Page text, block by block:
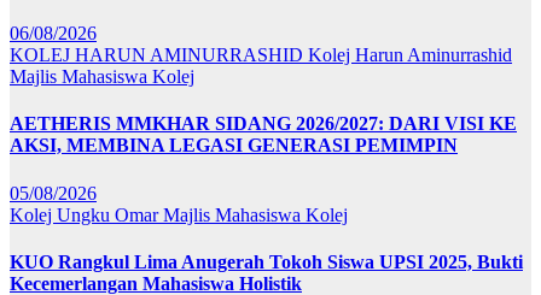
06/08/2026
KOLEJ HARUN AMINURRASHID Kolej Harun Aminurrashid
Majlis Mahasiswa Kolej
AETHERIS MMKHAR SIDANG 2026/2027: DARI VISI KE
AKSI, MEMBINA LEGASI GENERASI PEMIMPIN
05/08/2026
Kolej Ungku OmarMajlis Mahasiswa Kolej
KUO Rangkul Lima Anugerah Tokoh Siswa UPSI 2025, Bukti
Kecemerlangan Mahasiswa Holistik